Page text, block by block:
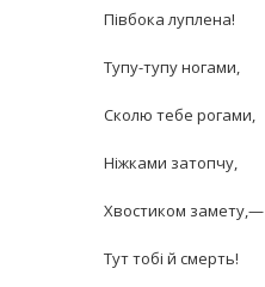
Півбока луплена!
Тупу-тупу ногами,
Сколю тебе рогами,
Ніжками затопчу,
Хвостиком замету,—
Тут тобі й смерть!